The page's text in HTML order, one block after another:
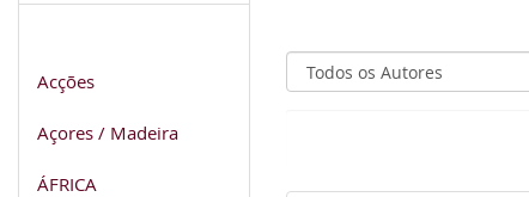
Acções
Açores / Madeira
ÁFRICA